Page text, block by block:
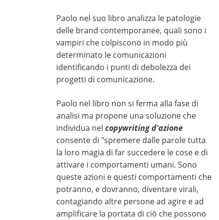
Paolo nel suo libro analizza le patologie
delle brand contemporanee, quali sono i
vampiri che colpiscono in modo più
determinato le comunicazioni
identificando i punti di debolezza dei
progetti di comunicazione.
Paolo nel libro non si ferma alla fase di
analisi ma propone una soluzione che
individua nel copywriting d'azione
consente di "spremere dalle parole tutta
la loro magia di far succedere le cose e di
attivare i comportamenti umani. Sono
queste azioni e questi comportamenti che
potranno, e dovranno, diventare virali,
contagiando altre persone ad agire e ad
amplificare la portata di ciò che possono